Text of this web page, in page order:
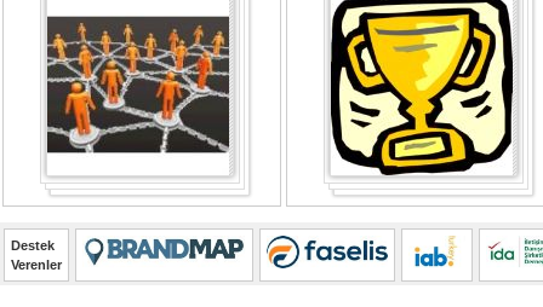
Destek
Verenler